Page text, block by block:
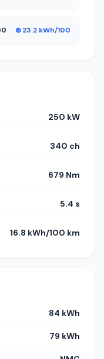
250 kW
340 ch
679 Nm
5.4 s
16.8 kWh/100 km
84 kWh
79 kWh
❄️ 23.2 kWh/100